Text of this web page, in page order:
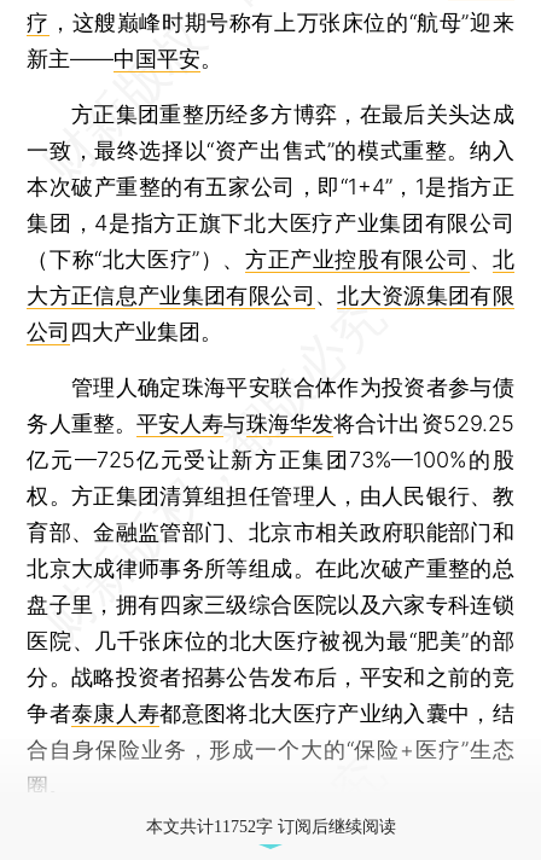
疗 ，这艘巅峰时期号称有上万张床位的“航母”迎来
新主——中国平安。
方正集团重整历经多方博弈，在最后关头达成
一致，最终选择以“资产出售式”的模式重整。纳入
本次破产重整的有五家公司，即“1+4”，1是指方正
集团，4是指方正旗下北大医疗产业集团有限公司
（下称“北大医疗”）、 方正产业控股有限公司 、 北
大方正信息产业集团有限公司 、北大资源集团有限
公司 四大产业集团。
管理人确定珠海平安联合体作为投资者参与债
务人重整。 平安人寿与珠海华发将合计出资529.25
亿元—725亿元受让新方正集团73%—100%的股
权。方正集团清算组担任管理人，由人民银行、教
育部、金融监管部门、北京市相关政府职能部门和
北京大成律师事务所等组成。在此次破产重整的总
盘子里，拥有四家三级综合医院以及六家专科连锁
医院、几千张床位的北大医疗被视为最“肥美”的部
分。战略投资者招募公告发布后，平安和之前的竞
争者泰康人寿都意图将北大医疗产业纳入囊中，结
合自身保险业务，形成一个大的“保险+医疗”生态
圈。
本文共计11752字 订阅后继续阅读